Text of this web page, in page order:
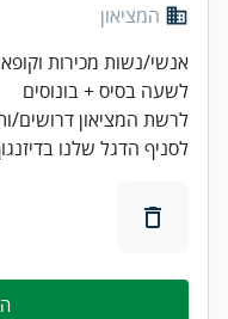
המציאון
לשעה בסיס + בונוסים
לרשת המציאון דרושים/
לסניף הדגל שלנו